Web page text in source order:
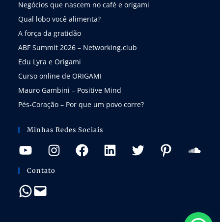
Negócios que nascem no café e origami
Qual lobo você alimenta?
A força da gratidão
ABF Summit 2026 – Networking.club
Edu Lyra e Origami
Curso online de ORIGAMI
Mauro Gambini – Positive Mind
Pés-Coração – Por que um povo corre?
Minhas Redes Sociais
Contato